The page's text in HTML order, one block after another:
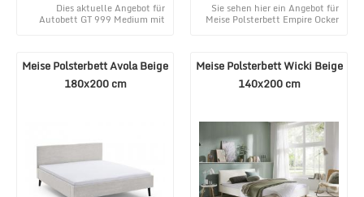
Dies aktuelle Angebot für
Autobett GT 999 Medium mit
Sie sehen hier ein Angebot für
Meise Polsterbett Empire Ocker
Meise Polsterbett Avola Beige
180x200 cm
Meise Polsterbett Wicki Beige
140x200 cm